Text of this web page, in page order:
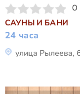
0
САУНЫ И БАНИ
24 часа
улица Рылеева,